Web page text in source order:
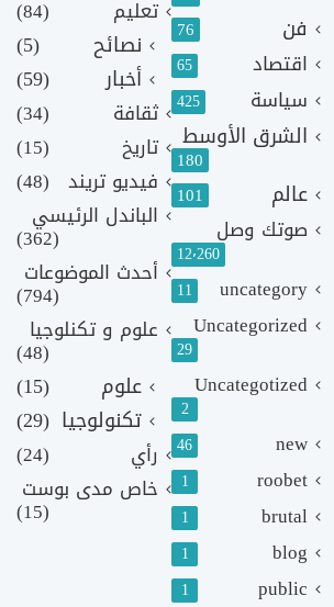
فن 76
اقتصاد 65
سياسة 425
الشرق الأوسط
180
عالم 101
صوتك وصل
12٬260
uncategory
11
Uncategorized
29
Uncategotized
2
new
46
roobet
1
brutal
1
blog
1
public
1
تعليم (84)
نصائح
(5)
أخبار
(59)
ثقافة
(34)
تاريخ
(15)
فيديو تريند (48)
الباندل الرئيسي
(362)
أحدث الموضوعات
(794)
علوم و تكنلوجيا
(48)
علوم
(15)
تكنولوجيا (29)
رأي
(24)
خاص مدى بوست
(15)